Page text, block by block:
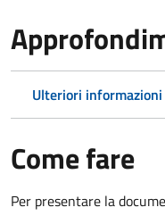
Ulteriori informazioni
Come fare
Per presentare la